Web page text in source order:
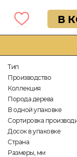
Тип
Производство
Коллекция
Порода дерева
В одной упаковке
Сортировка
Досок в упаковке
Страна
Размеры, мм
В